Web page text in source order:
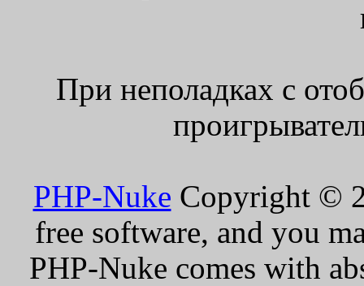
При неполадках с
PHP-Nuke Copyright ©
free software, and you
PHP-Nuke comes with